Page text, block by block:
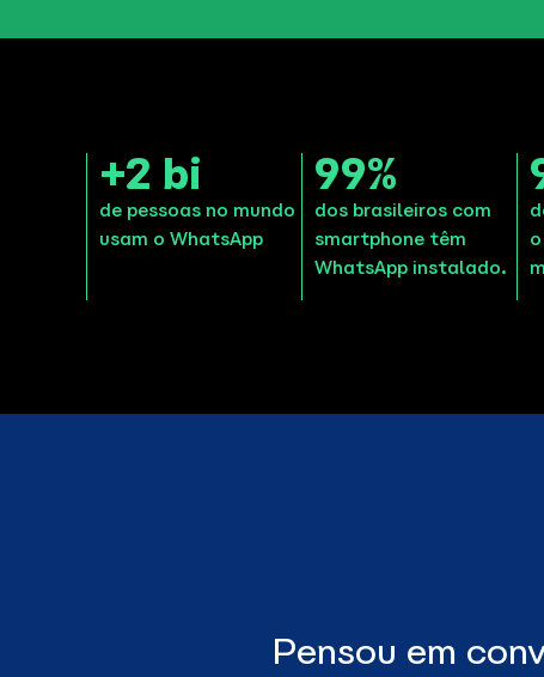
+2 bi
de pessoas no mundo
usam o WhatsApp
99%
dos brasileiros com
smartphone têm
WhatsApp instalado.
Pensou em